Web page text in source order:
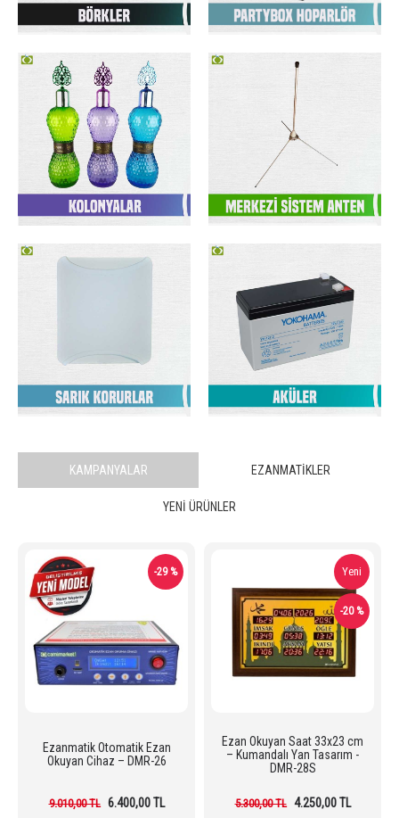
KAMPANYALAR EZANMATIKLER
YENI ÜRÜNLER
-29 %
Ezanmatik Otomatik Ezan
Okuyan Cihaz – DMR-26
9.010,00 TL 6.400,00 TL
Yeni
-20 %
Ezan Okuyan Saat 33x23 cm
– Kumandalı Yan Tasarım -
DMR-28S
5.300,00 TL 4.250,00 TL